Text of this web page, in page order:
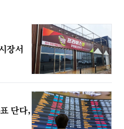
장서
단다,